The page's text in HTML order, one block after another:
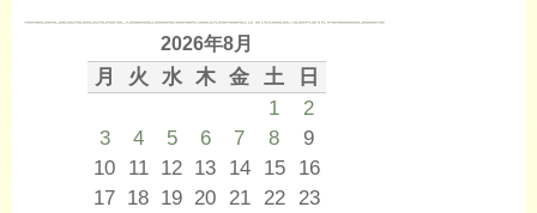
2026年8月
月 火 水 木 金 土
日
1
2
3
4 5 6 7 8
9
10 11 12 13 14 15
16
17 18 19 20 21 22
23